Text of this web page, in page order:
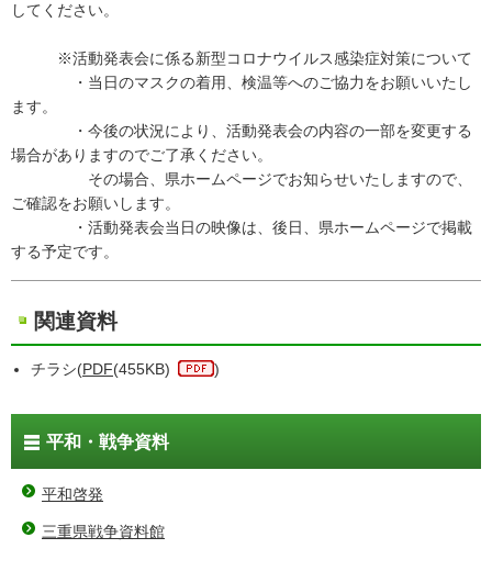
してください。
※活動発表会に係る新型コロナウイルス感染症対策について
・当日のマスクの着用、検温等へのご協力をお願いいたし
ます。
・今後の状況により、活動発表会の内容の一部を変更する
場合がありますのでご了承ください。
その場合、県ホームページでお知らせいたしますので、
ご確認をお願いします。
・活動発表会当日の映像は、後日、県ホームページで掲載
する予定です。
関連資料
チラシ(PDF(455KB) )
平和・戦争資料
平和啓発
三重県戦争資料館